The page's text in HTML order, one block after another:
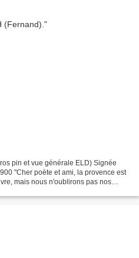
pin et vue générale ELD) Signée
"Cher poète et ami, la provence est
mais nous n'oublirons pas nos